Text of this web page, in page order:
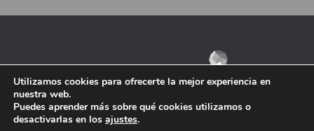
Utilizamos cookies para ofrecerte la mejor experiencia en
nuestra web.
Puedes aprender más sobre qué cookies utilizamos o
desactivarlas en los ajustes.